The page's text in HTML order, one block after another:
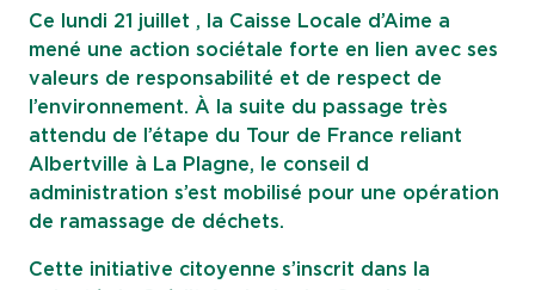
Ce lundi 21 juillet , la Caisse Locale d’Aime a
mené une action sociétale forte en lien avec ses
valeurs de responsabilité et de respect de
l’environnement. À la suite du passage très
attendu de l’étape du Tour de France reliant
Albertville à La Plagne, le conseil d
administration s’est mobilisé pour une opération
de ramassage de déchets.
Cette initiative citoyenne s’inscrit dans la